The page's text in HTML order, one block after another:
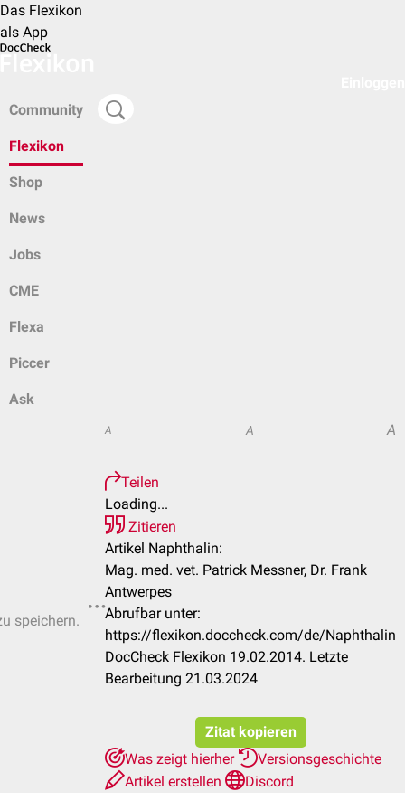
Das Flexikon
als App
Community
Flexikon
Shop
News
Jobs
CME
Flexa
Piccer
Ask
speichern.
A A A
Teilen
Loading...
Zitieren
Artikel Naphthalin:
Mag. med. vet. Patrick Messner, Dr. Frank
Antwerpes
Abrufbar unter:
https://flexikon.doccheck.com/de/Naphthalin
DocCheck Flexikon 19.02.2014. Letzte
Bearbeitung 21.03.2024
Zitat kopieren
Was zeigt hierher
Versionsgeschichte
Artikel erstellen
Discord